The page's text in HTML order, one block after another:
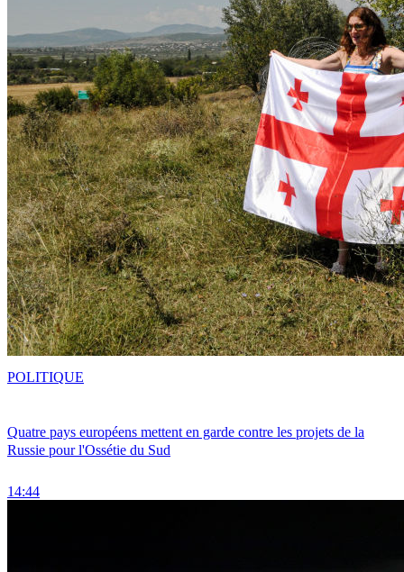
Quatre pays européens mettent en garde contre les projets de la
Russie pour l'Ossétie du Sud
14:44
POLITIQUE